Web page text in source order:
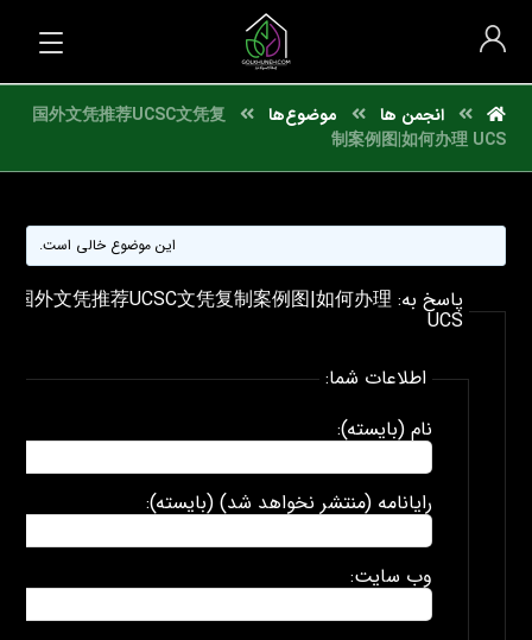
انجمن ها موضوع‌ها
国外文凭推荐UCSC文凭复
制案例图|如何办理 UCS
این موضوع خالی است.
پاسخ به: 国外文凭推荐UCSC文凭复制案例图|如何办理
UCS
اطلاعات شما:
نام (بایسته):
رایانامه (منتشر نخواهد شد) (بایسته):
وب سایت: